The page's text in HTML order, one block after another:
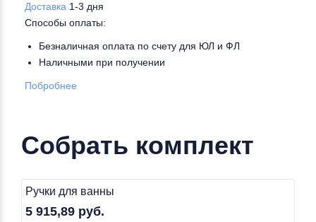
Доставка 1-3 дня
Способы оплаты:
Безналичная оплата по счету для ЮЛ и ФЛ
Наличными при получении
Побробнее
Собрать комплект
Ручки для ванны
5 915,89 руб.